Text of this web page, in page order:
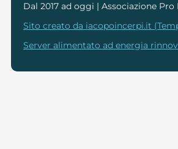
Dal 2017 ad oggi | Associazione
Sito creato da iacopoincerpi.it
Server alimentato ad energia